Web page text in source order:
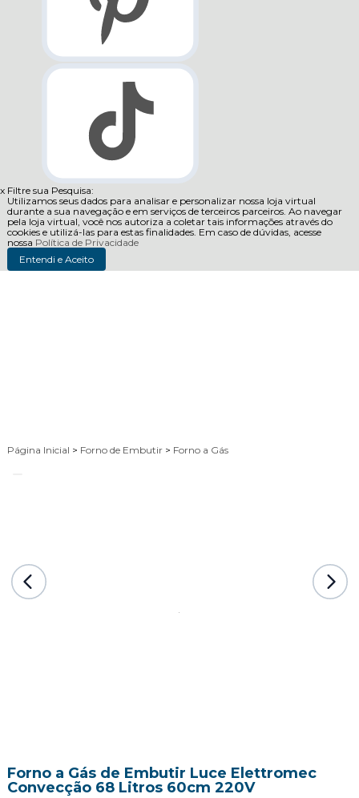
x Filtre sua Pesquisa:
Utilizamos seus dados para analisar e personalizar nossa loja virtual
durante a sua navegação e em serviços de terceiros parceiros. Ao navegar
pela loja virtual, você nos autoriza a coletar tais informações através do
cookies e utilizá-las para estas finalidades. Em caso de dúvidas, acesse
nossa Política de Privacidade
Entendi e Aceito
Página Inicial > Forno de Embutir > Forno a Gás
Forno a Gás de Embutir Luce Elettromec
Convecção 68 Litros 60cm 220V